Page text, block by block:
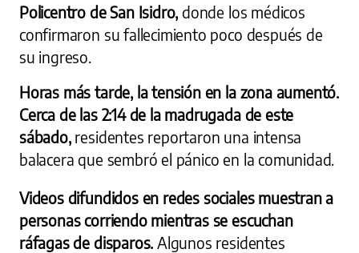
Policentro de San Isidro, donde los médicos
confirmaron su fallecimiento poco después de
su ingreso.
Horas más tarde, la tensión en la zona aumentó.
Cerca de las 2:14 de la madrugada de este
sábado,residentes reportaron una intensa
balacera que sembró el pánico en la comunidad.
Videos difundidos en redes sociales muestran a
personas corriendo mientras se escuchan
ráfagas de disparos. Algunos residentes